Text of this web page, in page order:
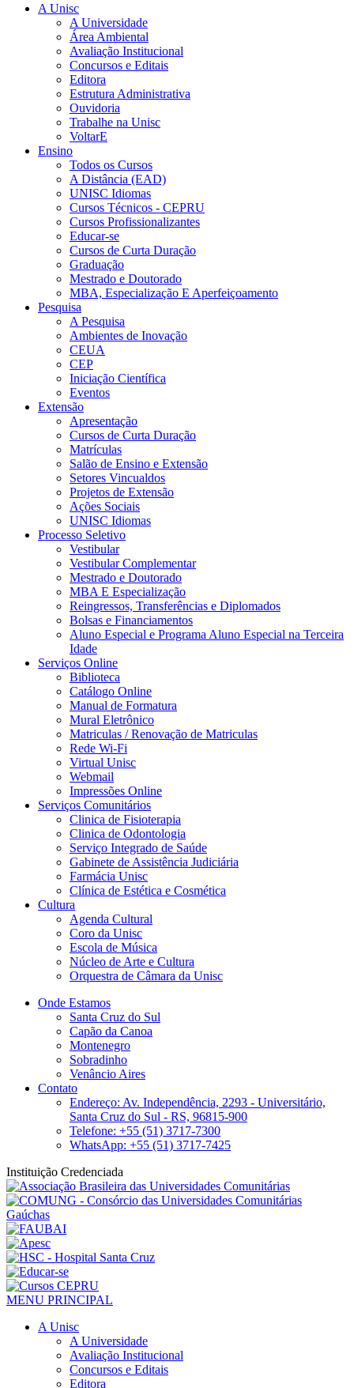
A Unisc
A Universidade
Área Ambiental
Avaliação Institucional
Concursos e Editais
Editora
Estrutura Administrativa
Ouvidoria
Trabalhe na Unisc
VoltarE
Ensino
Todos os Cursos
A Distância (EAD)
UNISC Idiomas
Cursos Técnicos - CEPRU
Cursos Profissionalizantes
Educar-se
Cursos de Curta Duração
Graduação
Mestrado e Doutorado
MBA, Especialização E Aperfeiçoamento
Pesquisa
A Pesquisa
Ambientes de Inovação
CEUA
CEP
Iniciação Científica
Eventos
Extensão
Apresentação
Cursos de Curta Duração
Matrículas
Salão de Ensino e Extensão
Setores Vincualdos
Projetos de Extensão
Ações Sociais
UNISC Idiomas
Processo Seletivo
Vestibular
Vestibular Complementar
Mestrado e Doutorado
MBA E Especialização
Reingressos, Transferências e Diplomados
Bolsas e Financiamentos
Aluno Especial e Programa Aluno Especial na Terceira
Idade
Serviços Online
Biblioteca
Catálogo Online
Manual de Formatura
Mural Eletrônico
Matriculas / Renovação de Matriculas
Rede Wi-Fi
Virtual Unisc
Webmail
Impressões Online
Serviços Comunitários
Clinica de Fisioterapia
Clinica de Odontologia
Serviço Integrado de Saúde
Gabinete de Assistência Judiciária
Farmácia Unisc
Clínica de Estética e Cosmética
Cultura
Agenda Cultural
Coro da Unisc
Escola de Música
Núcleo de Arte e Cultura
Orquestra de Câmara da Unisc
Onde Estamos
Santa Cruz do Sul
Capão da Canoa
Montenegro
Sobradinho
Venâncio Aires
Contato
Endereço: Av. Independência, 2293 - Universitário,
Santa Cruz do Sul - RS, 96815-900
Telefone: +55 (51) 3717-7300
WhatsApp: +55 (51) 3717-7425
Instituição Credenciada
MENU PRINCIPAL
A Unisc
A Universidade
Avaliação Institucional
Concursos e Editais
Editora